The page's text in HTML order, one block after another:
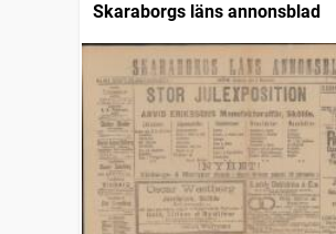
Skaraborgs läns annonsblad